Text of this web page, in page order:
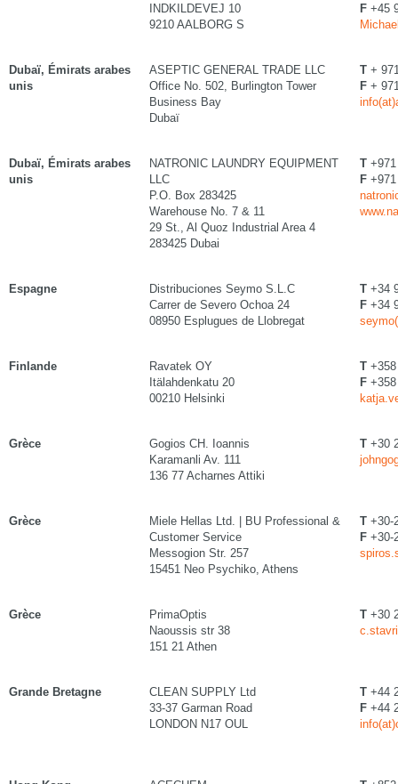
INDKILDEVEJ 10
9210 AALBORG S
F +45
Dubaï, Émirats arabes
unis
ASEPTIC GENERAL TRADE LLC
Office No. 502, Burlington Tower
Business Bay
Dubaï
T +
F +
Dubaï, Émirats arabes
unis
NATRONIC LAUNDRY EQUIPMENT
LLC
P.O. Box 283425
Warehouse No. 7 & 11
29 St., Al Quoz Industrial Area 4
283425 Dubai
T
F
Espagne
Distribuciones Seymo S.L.C
Carrer de Severo Ochoa 24
08950 Esplugues de Llobregat
T +34
F +34
Finlande
Ravatek OY
Itälahdenkatu 20
00210 Helsinki
T
F
Grèce
Gogios CH. Ioannis
Karamanli Av. 111
136 77 Acharnes Attiki
T +30
Grèce
Miele Hellas Ltd. | BU Professional &
Customer Service
Messogion Str. 257
15451 Neo Psychiko, Athens
T +30-
F +30-
Grèce
PrimaOptis
Naoussis str 38
151 21 Athen
T +30
Grande Bretagne
CLEAN SUPPLY Ltd
33-37 Garman Road
LONDON N17 OUL
T +44
F +44